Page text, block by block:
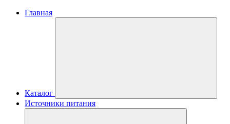
Главная
Каталог
Источники питания